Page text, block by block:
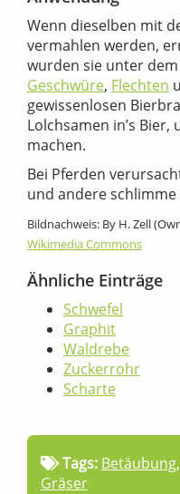
Wenn dieselben mit
vermahlen werden,
wurden sie unter dem
Geschwüre, Flechten
gewissenlosen
Lolchsamen in’s
machen.
Bei Pferden
und andere schlimme
Bildnachweis: By H. Zell
Wikimedia Commons
Ähnliche Einträge
Schwefel
Graphit
Waldrebe
Zuckerrohr
Scharte
Tags: Betäubung,
Gräser